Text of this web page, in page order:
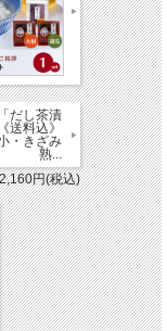
だし茶漬
送料込》
・きざみ
熟...
円(税込)